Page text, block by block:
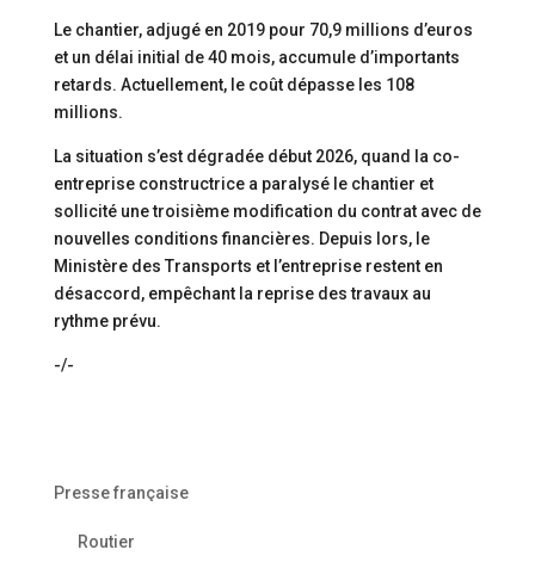
Le chantier, adjugé en 2019 pour 70,9 millions d’euros
et un délai initial de 40 mois, accumule d’importants
retards. Actuellement, le coût dépasse les 108
millions.
La situation s’est dégradée début 2026, quand la co-
entreprise constructrice a paralysé le chantier et
sollicité une troisième modification du contrat avec de
nouvelles conditions financières. Depuis lors, le
Ministère des Transports et l’entreprise restent en
désaccord, empêchant la reprise des travaux au
rythme prévu.
-/-
Presse française
Routier